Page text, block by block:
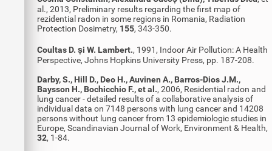
al., 2013, Preliminary results regarding the first map of
rezidential radon in some regions in Romania, Radiation
Protection Dosimetry, 155, 343-350.
Coultas D. și W. Lambert., 1991, Indoor Air Pollution: A Health
Perspective, Johns Hopkins University Press, pp. 187-208.
Darby, S., Hill D., Deo H., Auvinen A., Barros-Dios J.M.,
Baysson H., Bochicchio F., et al., 2006, Residential radon and
lung cancer - detailed results of a collaborative analysis of
individual data on 7148 persons with lung cancer and 14208
persons without lung cancer from 13 epidemiologic studies in
Europe, Scandinavian Journal of Work, Environment & Health,
32, 1-84.